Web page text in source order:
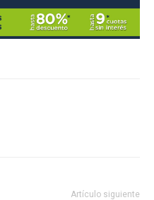
Artículo siguiente